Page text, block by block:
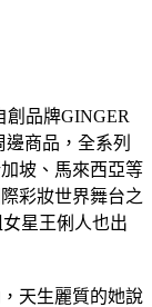
創品牌GINGER
商品，全系列
坡、馬來西亞等
彩妝世界舞台之
星王俐人也出
天生麗質的她說